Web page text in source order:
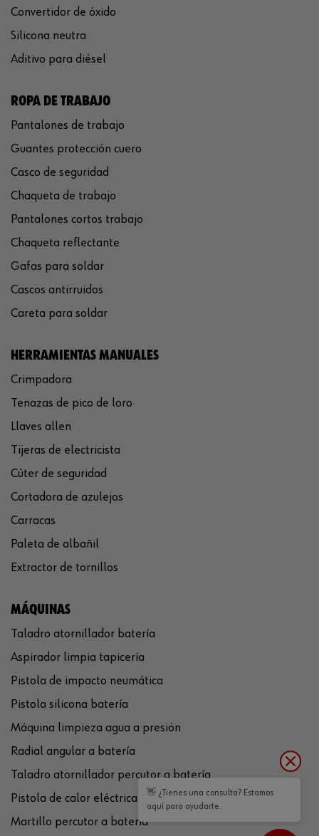
Convertidor de óxido
Silicona neutra
Aditivo para diésel
ROPA DE TRABAJO
Pantalones de trabajo
Guantes protección cuero
Casco de seguridad
Chaqueta de trabajo
Pantalones cortos trabajo
Chaqueta reflectante
Gafas para soldar
Cascos antirruidos
Careta para soldar
HERRAMIENTAS MANUALES
Crimpadora
Tenazas de pico de loro
Llaves allen
Tijeras de electricista
Cúter de seguridad
Cortadora de azulejos
Carracas
Paleta de albañil
Extractor de tornillos
MÁQUINAS
Taladro atornillador batería
Aspirador limpia tapicería
Pistola de impacto neumática
Pistola silicona batería
Máquina limpieza agua a presión
Radial angular a batería
Taladro atornillador percutor a batería
Pistola de calor eléctrica
Martillo percutor a batería
👋 ¿Tienes una consulta? Estamos
aquí para ayudarte.